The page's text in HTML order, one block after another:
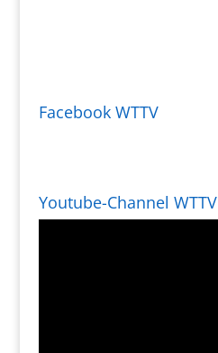
Facebook WTTV
Youtube-Channel WTTV